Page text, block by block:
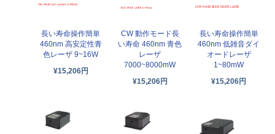
長い寿命操作簡単
460nm 高安定性青
色レーザ 9~16W
¥15,206円
CW 動作モード長
い寿命 460nm 青色
レーザ
7000~8000mW
¥15,206円
長い寿命操作簡単
460nm 低雑音ダイ
オードレーザ
1~80mW
¥15,206円